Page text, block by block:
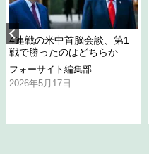
4連戦の米中首脳会談、第1
戦で勝ったのはどちらか
フォーサイト編集部
2026年5月17日